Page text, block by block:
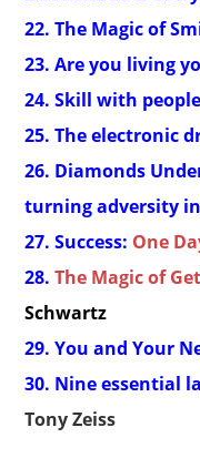
22. The Magic of
23. Are you living
24. Skill with people
25. The electronic
26. Diamonds
turning adversity
27. Success: One
28.The Magic of
Schwartz
29. You and Your
30. Nine essential
Tony Zeiss